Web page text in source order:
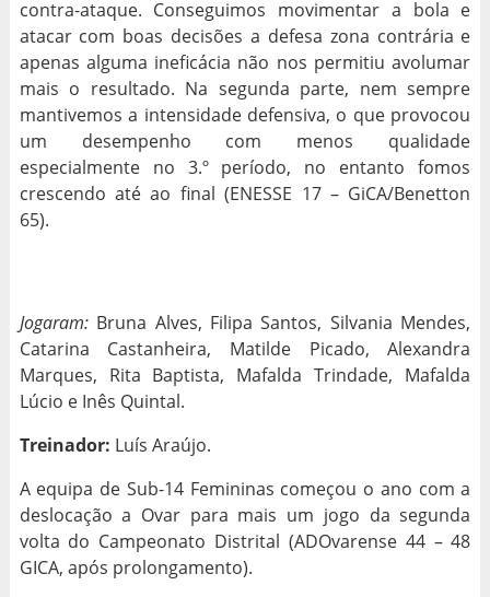
contra-ataque. Conseguimos movimentar a bola e
atacar com boas decisões a defesa zona contrária e
apenas alguma ineficácia não nos permitiu avolumar
mais o resultado. Na segunda parte, nem sempre
mantivemos a intensidade defensiva, o que provocou
um desempenho com menos qualidade
especialmente no 3.º período, no entanto fomos
crescendo até ao final (ENESSE 17 – GiCA/Benetton
65).
Jogaram:Bruna Alves, Filipa Santos, Silvania Mendes,
Catarina Castanheira, Matilde Picado, Alexandra
Marques, Rita Baptista, Mafalda Trindade, Mafalda
Lúcio e Inês Quintal.
Treinador: Luís Araújo.
A equipa de Sub-14 Femininas começou o ano com a
deslocação a Ovar para mais um jogo da segunda
volta do Campeonato Distrital (ADOvarense 44 – 48
GICA, após prolongamento).